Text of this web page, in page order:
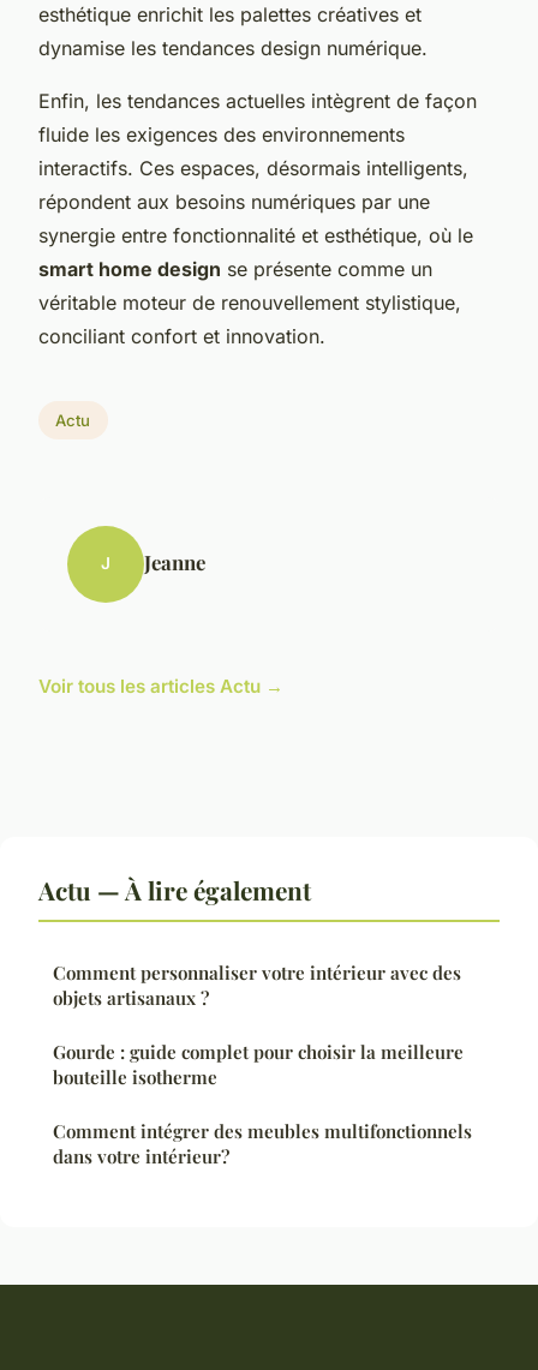
esthétique enrichit les palettes créatives et
dynamise les tendances design numérique.
Enfin, les tendances actuelles intègrent de façon
fluide les exigences des environnements
interactifs. Ces espaces, désormais intelligents,
répondent aux besoins numériques par une
synergie entre fonctionnalité et esthétique, où le
smart home design se présente comme un
véritable moteur de renouvellement stylistique,
conciliant confort et innovation.
Actu
J Jeanne
Voir tous les articles Actu →
Actu — À lire également
Comment personnaliser votre intérieur avec des
objets artisanaux ?
Gourde : guide complet pour choisir la meilleure
bouteille isotherme
Comment intégrer des meubles multifonctionnels
dans votre intérieur?